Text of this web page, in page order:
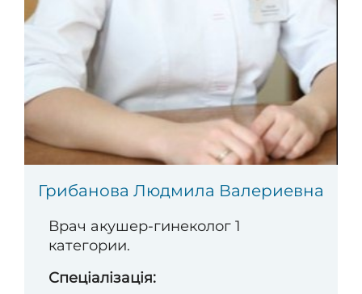
Грибанова Людмила Валериевна
Врач акушер-гинеколог 1
категории.
Спеціалізація: